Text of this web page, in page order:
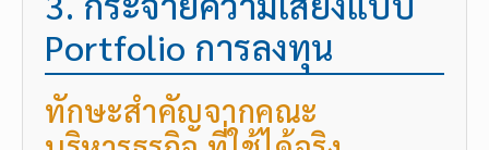
Portfolio การลงทุน
ทักษะสำคัญจากคณะ